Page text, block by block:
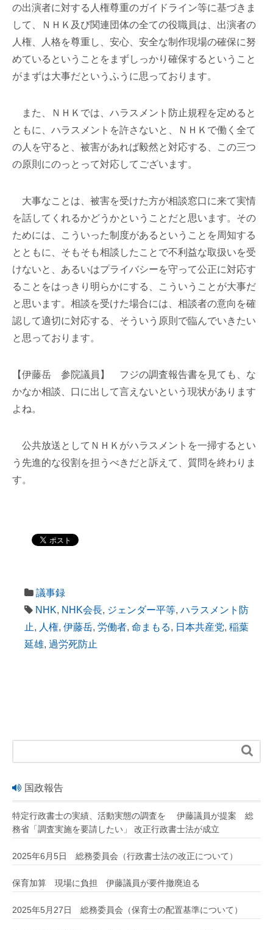
の出演者に対する人権尊重のガイドライン等に基づきま
して、ＮＨＫ及び関連団体の全ての役職員は、出演者の
人権、人格を尊重し、安心、安全な制作現場の確保に努
めているということをまずしっかり確保するということ
がまずは大事だというふうに思っております。
また、ＮＨＫでは、ハラスメント防止規程を定めると
ともに、ハラスメントを許さないと、ＮＨＫで働く全て
の人を守ると、被害があれば毅然と対応する、この三つ
の原則にのっとって対応してございます。
大事なことは、被害を受けた方が相談窓口に来て実情
を話してくれるかどうかということだと思います。その
ためには、こういった制度があるということを周知する
とともに、そもそも相談したことで不利益な取扱いを受
けないと、あるいはプライバシーを守って公正に対応す
ることをはっきり明らかにする、こういうことが大事だ
と思います。相談を受けた場合には、相談者の意向を確
認して適切に対応する、そういう原則で臨んでいきたい
と思っております。
【伊藤岳 参院議員】 フジの調査報告書を見ても、な
かなか相談、口に出して言えないという現状があります
よね。
公共放送としてＮＨＫがハラスメントを一掃するとい
う先進的な役割を担うべきだと訴えて、質問を終わりま
す。
議事録
NHK, NHK会長, ジェンダー平等, ハラスメント防
止, 人権, 伊藤岳, 労働者, 命まもる, 日本共産党, 稲葉
延雄, 過労死防止

国政報告
特定行政書士の実績、活動実態の調査を 伊藤議員が提案 総
務省「調査実施を要請したい」 改正行政書士法が成立
2025年6月5日 総務委員会（行政書士法の改正について）
保育加算 現場に負担 伊藤議員が要件撤廃迫る
2025年5月27日 総務委員会（保育士の配置基準について）